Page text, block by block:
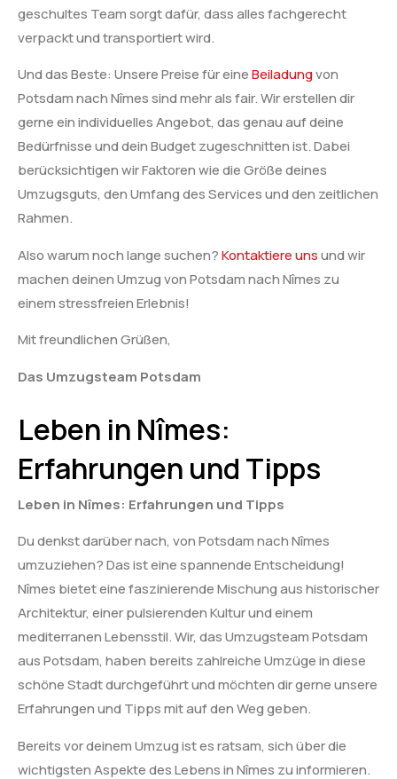
geschultes Team sorgt dafür, dass alles fachgerecht
verpackt und transportiert wird.
Und das Beste: Unsere Preise für eineBeiladungvon
Potsdam nach Nîmes sind mehr als fair. Wir erstellen dir
gerne ein individuelles Angebot, das genau auf deine
Bedürfnisse und dein Budget zugeschnitten ist. Dabei
berücksichtigen wir Faktoren wie die Größe deines
Umzugsguts, den Umfang des Services und den zeitlichen
Rahmen.
Also warum noch lange suchen?Kontaktiere unsund wir
machen deinen Umzug von Potsdam nach Nîmes zu
einem stressfreien Erlebnis!
Mit freundlichen Grüßen,
Das Umzugsteam Potsdam
Leben in Nîmes:
Erfahrungen und Tipps
Leben in Nîmes: Erfahrungen und Tipps
Du denkst darüber nach, von Potsdam nach Nîmes
umzuziehen? Das ist eine spannende Entscheidung!
Nîmes bietet eine faszinierende Mischung aus historischer
Architektur, einer pulsierenden Kultur und einem
mediterranen Lebensstil. Wir, das Umzugsteam Potsdam
aus Potsdam, haben bereits zahlreiche Umzüge in diese
schöne Stadt durchgeführt und möchten dir gerne unsere
Erfahrungen und Tipps mit auf den Weg geben.
Bereits vor deinem Umzug ist es ratsam, sich über die
wichtigsten Aspekte des Lebens in Nîmes zu informieren.